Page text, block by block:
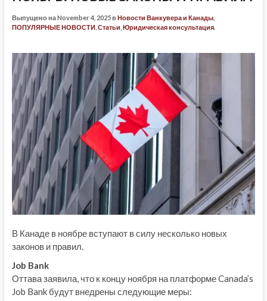
Выпущено на November 4, 2025 вНовости Ванкувера и Канады,
ПОПУЛЯРНЫЕ НОВОСТИ, Статьи Юридическая консультация.
В Канаде в ноябре вступают в силу несколько новых
законов и правил.
Job Bank
Оттава заявила, что к концу ноября на платформе Canada’s
Job Bank будут внедрены следующие меры: